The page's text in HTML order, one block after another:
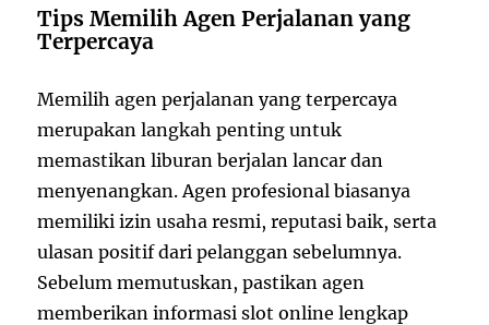
Tips Memilih Agen Perjalanan yang
Terpercaya
Memilih agen perjalanan yang terpercaya
merupakan langkah penting untuk
memastikan liburan berjalan lancar dan
menyenangkan. Agen profesional biasanya
memiliki izin usaha resmi, reputasi baik, serta
ulasan positif dari pelanggan sebelumnya.
Sebelum memutuskan, pastikan agen
memberikan informasi slot online lengkap